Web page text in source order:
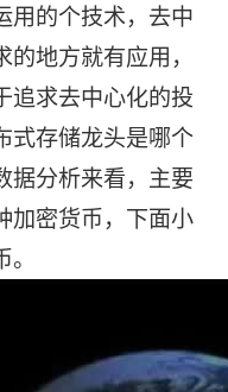
用的个技术，去中
地方就有应用，
追求去中心化的投
式存储龙头是哪个
据分析来看，主要
加密货币，下面小